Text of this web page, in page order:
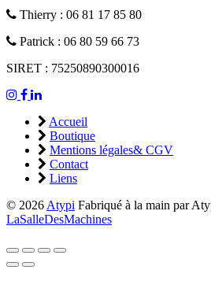
Thierry : 06 81 17 85 80
Patrick : 06 80 59 66 73
SIRET : 75250890300016
Accueil
Boutique
Mentions légales& CGV
Contact
Liens
© 2026 Atypi Fabriqué à la main par
LaSalleDesMachines